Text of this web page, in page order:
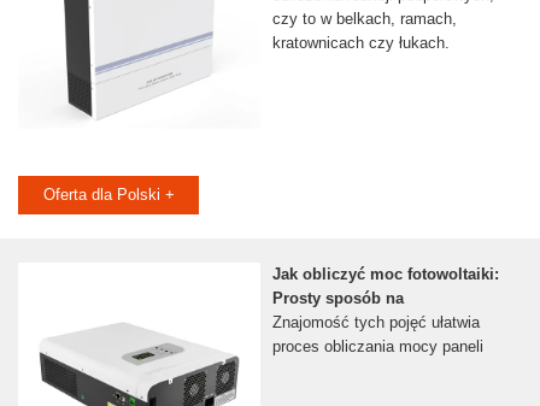
czy to w belkach, ramach,
kratownicach czy łukach.
Oferta dla Polski +
Jak obliczyć moc fotowoltaiki:
Prosty sposób na
Znajomość tych pojęć ułatwia
proces obliczania mocy paneli